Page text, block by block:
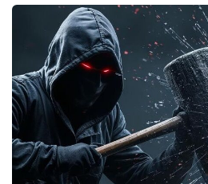
WORDPRESS
INDISPENSABLES
POUR
2026